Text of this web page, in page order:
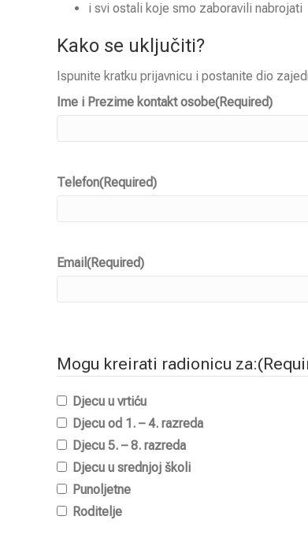
i svi ostali koje smo zaboravili nabrojati
Kako se uključiti?
Ispunite kratku prijavnicu i postanite dio
Ime i Prezime kontakt osobe(Required)
Telefon(Required)
Email (Required)
Mogu kreirati radionicu za:
Djecu u vrtiću
Djecu od 1. – 4. razreda
Djecu 5. – 8. razreda
Djecu u srednjoj školi
Punoljetne
Roditelje